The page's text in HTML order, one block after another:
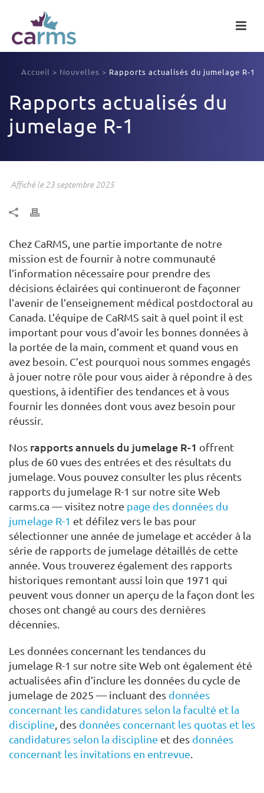
Accueil > Nouvelles > Rapports actualisés du jumelage R-1
Rapports actualisés du
jumelage R-1
Affiché le 23 septembre 2025
Chez CaRMS, une partie importante de notre
mission est de fournir à notre communauté
l’information nécessaire pour prendre des
décisions éclairées qui continueront de façonner
l’avenir de l’enseignement médical postdoctoral au
Canada. L’équipe de CaRMS sait à quel point il est
important pour vous d’avoir les bonnes données à
la portée de la main, comment et quand vous en
avez besoin. C’est pourquoi nous sommes engagés
à jouer notre rôle pour vous aider à répondre à des
questions, à identifier des tendances et à vous
fournir les données dont vous avez besoin pour
réussir.
Nos rapports annuels du jumelage R-1 offrent
plus de 60 vues des entrées et des résultats du
jumelage. Vous pouvez consulter les plus récents
rapports du jumelage R-1 sur notre site Web
carms.ca — visitez notre page des données du
jumelage R-1 et défilez vers le bas pour
sélectionner une année de jumelage et accéder à la
série de rapports de jumelage détaillés de cette
année. Vous trouverez également des rapports
historiques remontant aussi loin que 1971 qui
peuvent vous donner un aperçu de la façon dont les
choses ont changé au cours des dernières
décennies.
Les données concernant les tendances du
jumelage R-1 sur notre site Web ont également été
actualisées afin d’inclure les données du cycle de
jumelage de 2025 — incluant des données
concernant les candidatures selon la faculté et la
discipline , des données concernant les quotas et les
candidatures selon la discipline et des données
concernant les invitations en entrevue